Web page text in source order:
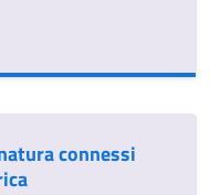
connessi